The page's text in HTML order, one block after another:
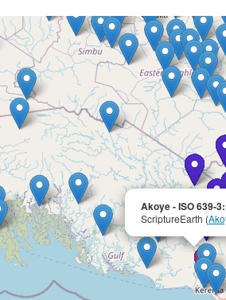
Akoye - ISO 639-
ScriptureEarth (